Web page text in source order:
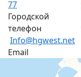
77
Городской
телефон
Info@hgwest.net
Email